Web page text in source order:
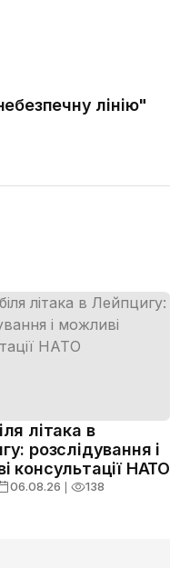
лінію"
літака в
розслідування і
консультації НАТО
06.08.26 ❘ 138